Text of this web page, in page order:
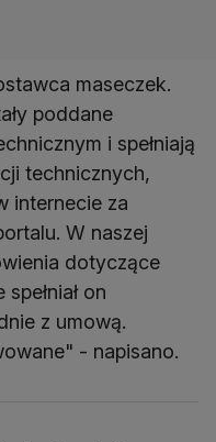
maseczek.
poddane
i spełniają
technicznych,
internecie za
W naszej
dotyczące
on
z umową.
- napisano.